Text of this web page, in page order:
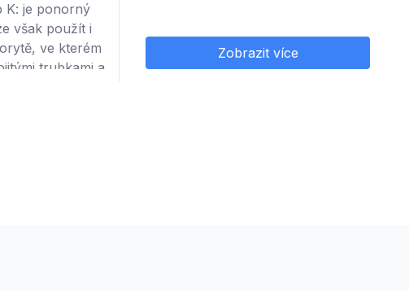
K: je ponorný
však použít i
ve kterém
trubkami a
Zobrazit více